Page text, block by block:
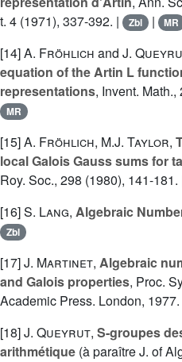
t. 4 (1971), 337-392. |
Zbl | MR
[14]A. Fröhlich and J.
equation of the Artin L
representations, Invent.
MR
[15]A. Fröhlich, M.J. Taylor,
local Galois Gauss sums for
Roy. Soc., 298 (1980), 141-181.
[16]S. Lang, Algebraic
Zbl
[17]J. Martinet, Algebraic
and Galois properties, Proc.
Academic Press. London, 1977.
[18]J. Queyrut, S-groupes
arithmétique (à paraître J. of